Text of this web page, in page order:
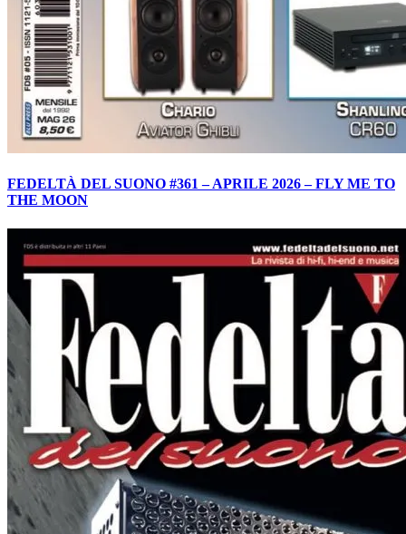
FEDELTÀ DEL SUONO #361 – APRILE 2026 – FLY ME TO
THE MOON